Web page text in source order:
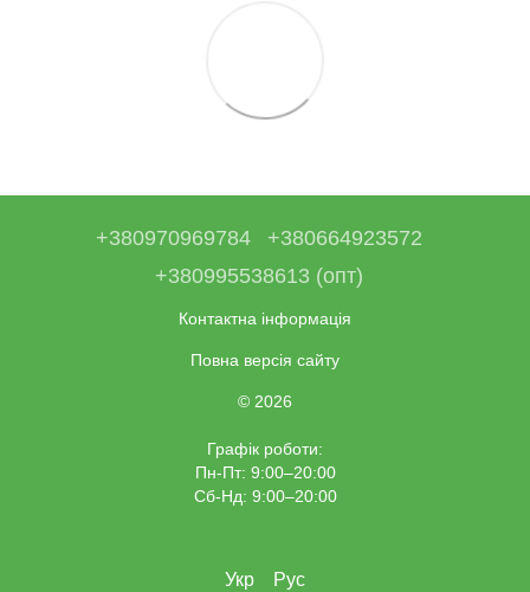
+380970969784
+380664923572
+380995538613 (опт)
Контактна інформація
Повна версія сайту
© 2026
Графік роботи:
Пн-Пт: 9:00–20:00
Сб-Нд: 9:00–20:00
Укр Рус